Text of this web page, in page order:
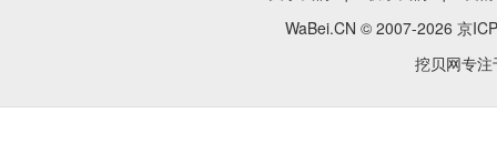
WaBei.CN © 2007-2026 京
挖贝网专